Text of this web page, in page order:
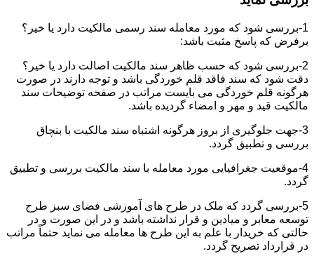
1-بررسی شود که مورد معامله سند رسمی مالکیت دارد یا خیر؟
برفرض که پاسخ مثبت باشد:
2-بررسی شود که حسب ظاهر سند مالکیت اصالت دارد یا خیر؟
دقت شود که سند فاقد قلم خوردگی باشد و توجه دارند در صورت
هرگونه قلم خوردگی می بایست مراتب در صفحه توضیحات سند
مالکیت قید و مهر و امضاء گردیده باشد.
3-جهت جلوگیری از بروز هرگونه اشتباه سند مالکیت با بنچاق
بررسی و تطبیق گردد.
4-موقعیت جغرافیایی مورد معامله با سند مالکیت بررسی و تطبیق
گردد.
5-بررسی گردد که ملک در طرح های آموزشی فضای سبز طرح
توسعه معابر و میادین و قرار نداشته باشد و در این صورت و در
حالتی که خریدار با علم به این طرح ها معامله می نماید حتماً مراتب
در قرارداد تصریح گردد.